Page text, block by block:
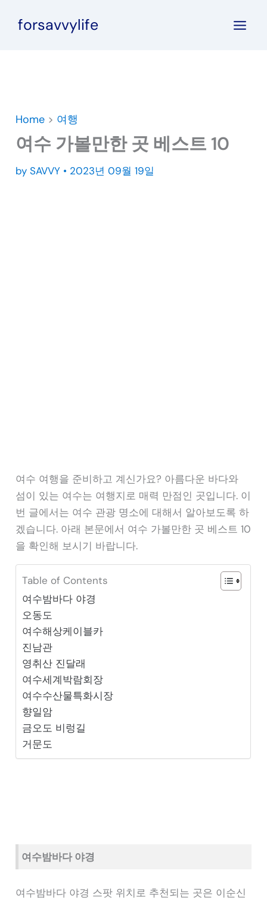
forsavvylife
Home > 여행
여수 가볼만한 곳 베스트 10
by SAVVY • 2023년 09월 19일
여수 여행을 준비하고 계신가요? 아름다운 바다와
섬이 있는 여수는 여행지로 매력 만점인 곳입니다. 이
번 글에서는 여수 관광 명소에 대해서 알아보도록 하
겠습니다. 아래 본문에서 여수 가볼만한 곳 베스트 10
을 확인해 보시기 바랍니다.
Table of Contents
여수밤바다 야경
오동도
여수해상케이블카
진남관
영취산 진달래
여수세계박람회장
여수수산물특화시장
향일암
금오도 비렁길
거문도
여수밤바다 야경
여수밤바다 야경 스팟 위치로 추천되는 곳은 이순신